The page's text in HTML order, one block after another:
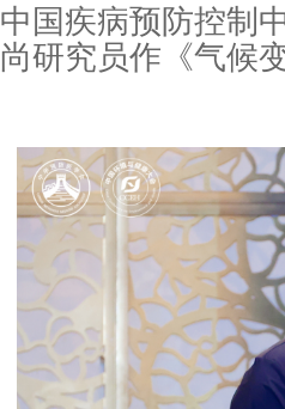
中国疾病预防控制
尚研究员作《气候